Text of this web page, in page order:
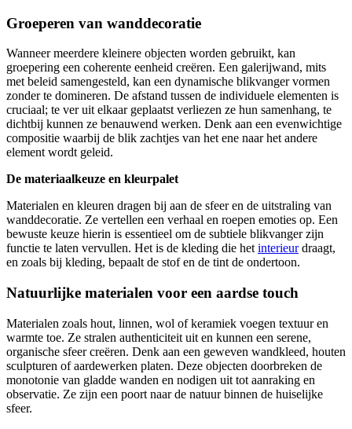
Groeperen van wanddecoratie
Wanneer meerdere kleinere objecten worden gebruikt, kan
groepering een coherente eenheid creëren. Een galerijwand, mits
met beleid samengesteld, kan een dynamische blikvanger vormen
zonder te domineren. De afstand tussen de individuele elementen is
cruciaal; te ver uit elkaar geplaatst verliezen ze hun samenhang, te
dichtbij kunnen ze benauwend werken. Denk aan een evenwichtige
compositie waarbij de blik zachtjes van het ene naar het andere
element wordt geleid.
De materiaalkeuze en kleurpalet
Materialen en kleuren dragen bij aan de sfeer en de uitstraling van
wanddecoratie. Ze vertellen een verhaal en roepen emoties op. Een
bewuste keuze hierin is essentieel om de subtiele blikvanger zijn
functie te laten vervullen. Het is de kleding die het interieurdraagt,
en zoals bij kleding, bepaalt de stof en de tint de ondertoon.
Natuurlijke materialen voor een aardse touch
Materialen zoals hout, linnen, wol of keramiek voegen textuur en
warmte toe. Ze stralen authenticiteit uit en kunnen een serene,
organische sfeer creëren. Denk aan een geweven wandkleed, houten
sculpturen of aardewerken platen. Deze objecten doorbreken de
monotonie van gladde wanden en nodigen uit tot aanraking en
observatie. Ze zijn een poort naar de natuur binnen de huiselijke
sfeer.